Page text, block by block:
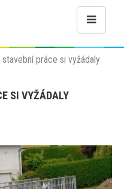
práce si vyžádaly
SI VYŽÁDALY